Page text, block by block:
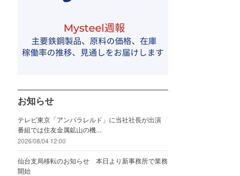
お知らせ
テレビ東京「アンパラレルド」に当社社長が出演
番組では住友金属鉱山の機...
2026/08/04 12:00
仙台支局移転のお知らせ 本日より新事務所で業務
開始